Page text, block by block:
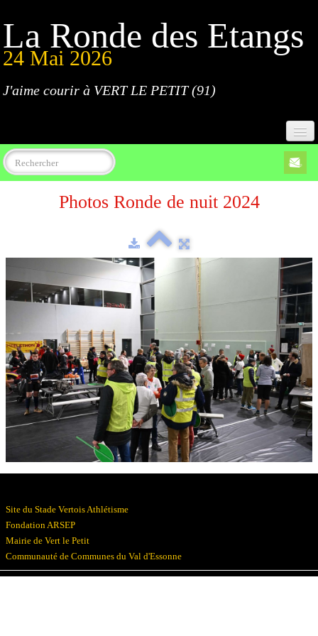
La Ronde des Etangs
24 Mai 2026
J'aime courir à VERT LE PETIT (91)
Accueil
Programme
Parcours
Devenez bénévoles
Partenaires
Photos▼
Photos Ronde de nuit 2024
Site du Stade Vertois Athlétisme
Fondation ARSEP
Mairie de Vert le Petit
Communauté de Communes du Val d'Essonne